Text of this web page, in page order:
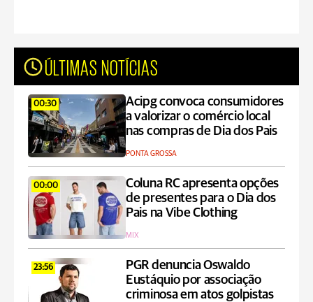
ÚLTIMAS NOTÍCIAS
00:30
Acipg convoca consumidores
a valorizar o comércio local
nas compras de Dia dos Pais
PONTA GROSSA
00:00
Coluna RC apresenta opções
de presentes para o Dia dos
Pais na Vibe Clothing
MIX
23:56
PGR denuncia Oswaldo
Eustáquio por associação
criminosa em atos golpistas